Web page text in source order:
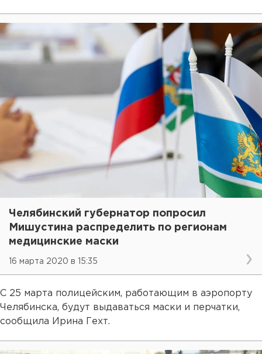
Челябинский губернатор попросил
Мишустина распределить по регионам
медицинские маски
16 марта 2020 в 15:35
С 25 марта полицейским, работающим в аэропорту
Челябинска, будут выдаваться маски и перчатки,
сообщила Ирина Гехт.